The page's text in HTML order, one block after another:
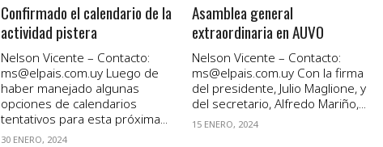
Confirmado el calendario de la
actividad pistera
Nelson Vicente – Contacto:
ms@elpais.com.uyLuego de
haber manejado algunas
opciones de calendarios
tentativos para esta próxima...
30 ENERO, 2024
Asamblea general
extraordinaria en AUVO
Nelson Vicente – Contacto:
ms@elpais.com.uy Con la firma
del presidente, Julio Maglione, y
del secretario, Alfredo Mariño,...
15 ENERO, 2024